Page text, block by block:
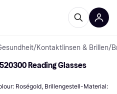
/Kontaktlinsen & Brillen/
Reading Glasses
Roségold, Brillengestell-Material: